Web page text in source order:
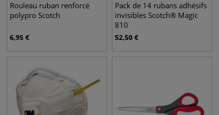
Rouleau ruban renforcé
polypro Scotch
6,95 €
Pack de 14 rubans adhésifs
invisibles Scotch® Magic
810
52,50 €